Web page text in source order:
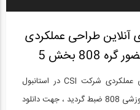
طراحی عملکردی
بخش 5
این فیلم در حاشیه سمینار طراحی عملکردی شرکت CSI در استانبول
ترکیه در آیان 94 توسط موسسه آموزشی 808 ضبط گردید ، جهت دانلود